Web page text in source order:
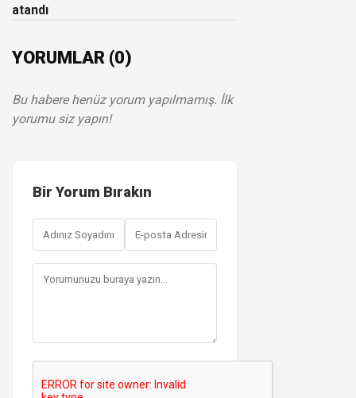
atandı
YORUMLAR (0)
Bu habere henüz yorum yapılmamış. İlk
yorumu siz yapın!
Bir Yorum Bırakın